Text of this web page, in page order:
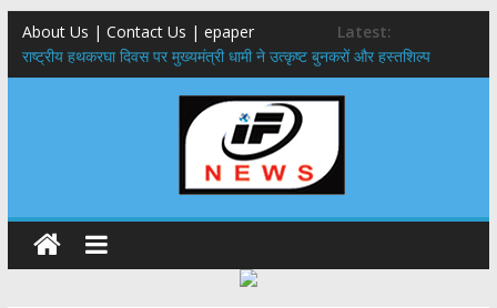
About Us | Contact Us | epaper
Latest:
राष्ट्रीय हथकरघा दिवस पर मुख्यमंत्री धामी ने उत्कृष्ट बुनकरों और हस्तशिल्प
कारीगरों को किया सम्मानित
मुख्यमंत्री ने उत्तराखण्ड क्षत्रिय कल्याण समिति की वेबसाइट एवं क्षत्रिय जागरण
मुख्यमंत्री ने हर घर तिरंगा यात्रा कार्यक्रम में किया प्रतिभाग,मुख्यमंत्री ने
प्रदेशवासियों से स्वतंत्रता दिवस पर अपने घरों में तिरंगा फहराने का किया आवाह्न
नंदा की चौकी पुल हादसा: PWD के EE, AE और JE निलंबित, सीएम धामी के निर्देश
पर सख्त कार्रवाई
मुख्यमंत्री ने 9 लाख 87 हजार17 पेंशन लाभार्थियों को कुल 146 करोड़ 32 लाख
की पेंशन राशि का किया भुगतान